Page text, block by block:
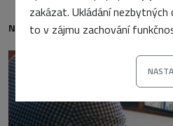
zakázat. Ukládání nezbytných
to v zájmu zachování
NEJNOVĚJŠÍ